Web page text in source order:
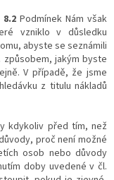
8.2 Podmínek Nám však
vzniklo v důsledku
abyste se seznámili
jakým byste
V případě, že jsme
z titulu nákladů
kdykoliv před tím, než
proč není možné
osob nebo důvody
doby uvedené v čl.